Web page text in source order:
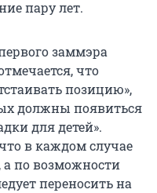
пару лет.
заммэра
что
позицию»,
должны появиться
для детей».
в каждом случае
а по возможности
переносить на